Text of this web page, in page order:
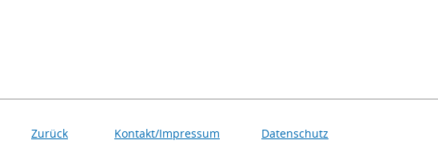
Zurück Kontakt/Impressum Datenschutz